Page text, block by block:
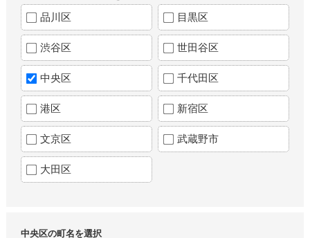
品川区 目黒区
渋谷区 世田谷区
中央区 千代田区
港区 新宿区
文京区 武蔵野市
大田区
中央区の町名を選択